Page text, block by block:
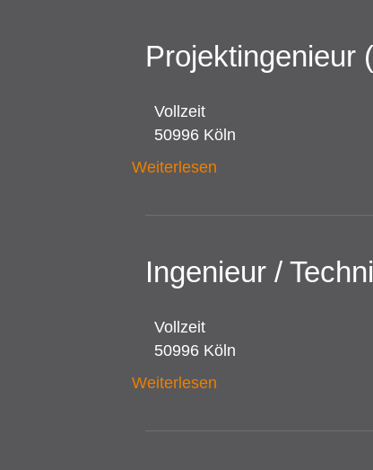
Projektingenieur
Vollzeit
50996 Köln
Weiterlesen
Ingenieur /
Vollzeit
50996 Köln
Weiterlesen